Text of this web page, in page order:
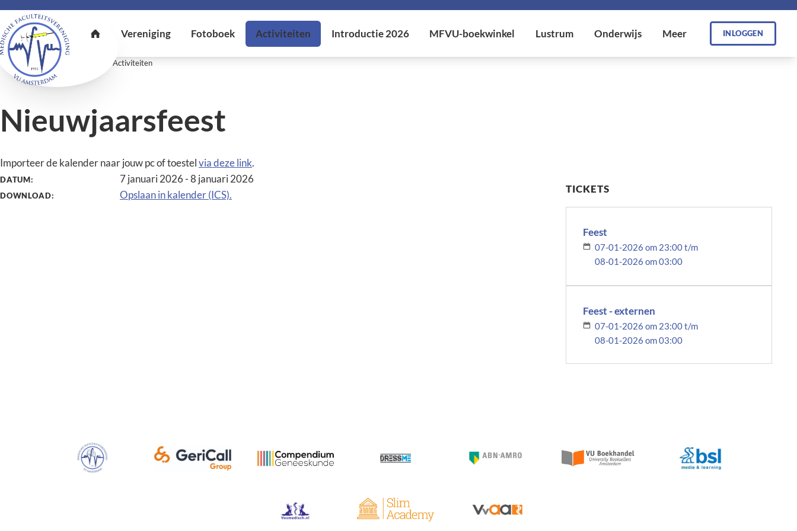
INLOGGEN
U bent hier: Home Activiteiten
Nieuwjaarsfeest
Importeer de kalender naar jouw pc of toestelvia deze link.
DATUM: 7 januari 2026 - 8 januari 2026
DOWNLOAD: Opslaan in kalender (ICS). TICKETS
Feest
07-01-2026 om 23:00 t/m
08-01-2026 om 03:00
Feest - externen
07-01-2026 om 23:00 t/m
08-01-2026 om 03:00